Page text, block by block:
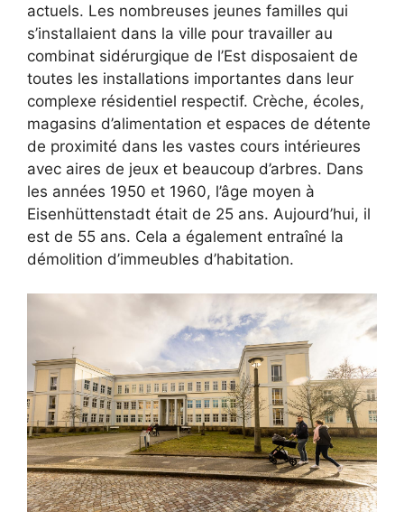
actuels. Les nombreuses jeunes familles qui
s’installaient dans la ville pour travailler au
combinat sidérurgique de l’Est disposaient de
toutes les installations importantes dans leur
complexe résidentiel respectif. Crèche, écoles,
magasins d’alimentation et espaces de détente
de proximité dans les vastes cours intérieures
avec aires de jeux et beaucoup d’arbres. Dans
les années 1950 et 1960, l’âge moyen à
Eisenhüttenstadt était de 25 ans. Aujourd’hui, il
est de 55 ans. Cela a également entraîné la
démolition d’immeubles d’habitation.